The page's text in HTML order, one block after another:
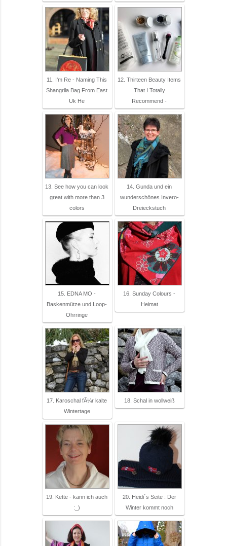
11. I'm Re - Naming This
Shangrila Bag From East
Uk He
12. Thirteen Beauty Items
That I Totally
Recommend -
13. See how you can look
great with more than 3
colors
14. Gunda und ein
wunderschönes Invero-
Dreieckstuch
15. EDNA MO -
Baskenmütze und Loop-
Ohrringe
16. Sunday Colours -
Heimat
17. Karoschal fÃ¼r kalte
Wintertage
18. Schal in wollweiß
19. Kette - kann ich auch
:_)
20. Heidi´s Seite : Der
Winter kommt noch